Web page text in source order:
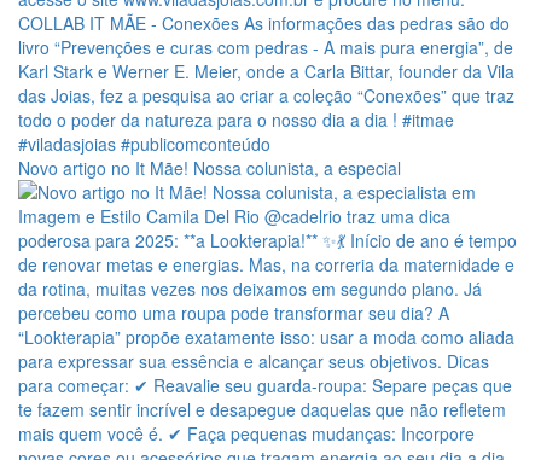
Novo artigo no It Mãe! Nossa colunista, a especial